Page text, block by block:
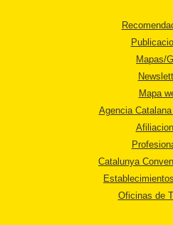
Mapas/
Mapa
Agencia
Catalunya
Oficinas de